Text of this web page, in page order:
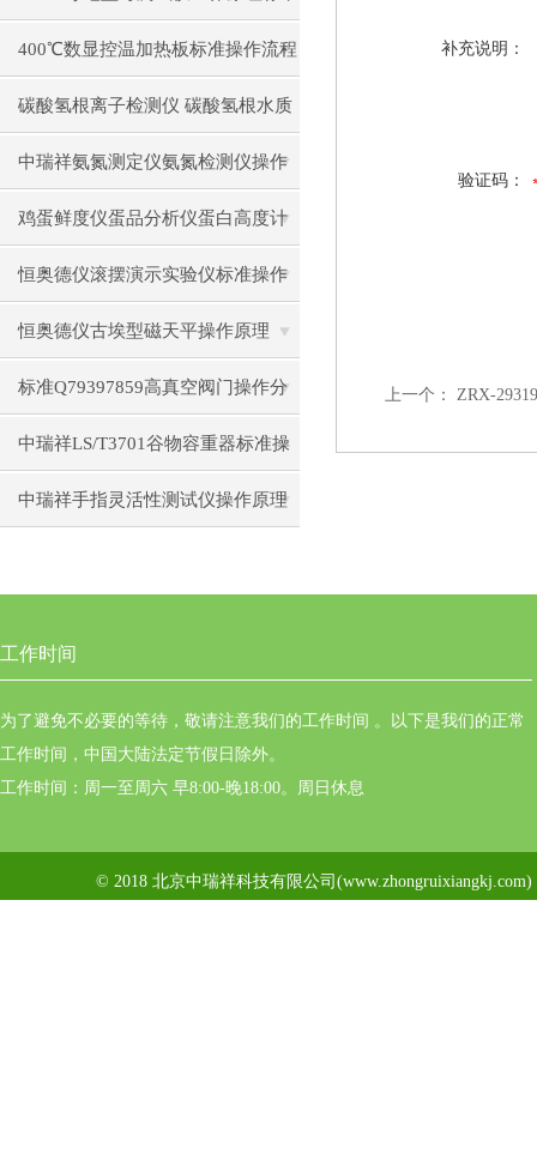
操作流程
400℃数显控温加热板标准操作流程
碳酸氢根离子检测仪 碳酸氢根水质
测定仪操作使用
中瑞祥氨氮测定仪氨氮检测仪操作
前准备使用注意事项
鸡蛋鲜度仪蛋品分析仪蛋白高度计
通用操作流程
恒奥德仪滚摆演示实验仪标准操作
步骤原理
恒奥德仪古埃型磁天平操作原理
标准Q79397859高真空阀门操作分
类型操作要点
中瑞祥LS/T3701谷物容重器标准操
作流程
中瑞祥手指灵活性测试仪操作原理
补充说明：
验证码：
上一个： ZRX-
工作时间
为了避免不必要的等待，敬请注意我们的工作时间 。以下是我们的正常
工作时间，中国大陆法定节假日除外。
工作时间：周一至周六 早8:00-晚18:00。周日休息
© 2018 北京中瑞祥科技有限公司